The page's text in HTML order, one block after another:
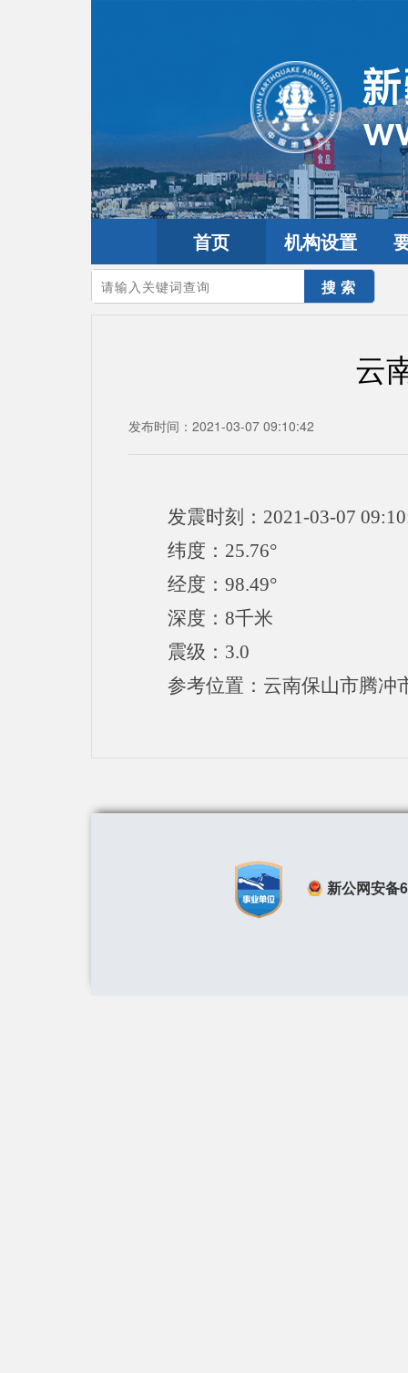
首页 机构设置
您的当前位置：首页>地震频道 全球震讯
云
发布时间：2021-03-07 09:10:42
发震时刻：2021-03-07
纬度：25.76°
经度：98.49°
深度：8千米
震级：3.0
参考位置：云南保山市腾冲
新公网安备